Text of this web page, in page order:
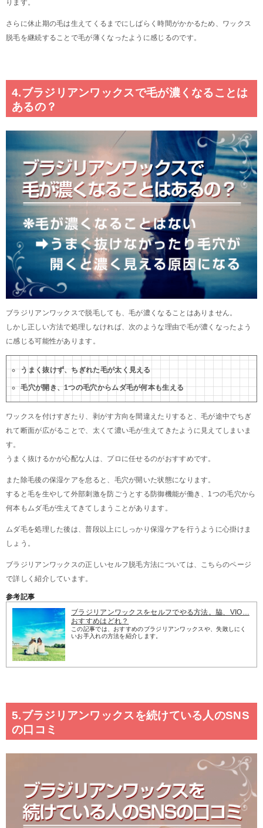
ります。
さらに休止期の毛は生えてくるまでにしばらく時間がかかるため、ワックス
脱毛を継続することで毛が薄くなったように感じるのです。
4.ブラジリアンワックスで毛が濃くなることは
あるの？
ブラジリアンワックスで脱毛しても、毛が濃くなることはありません。
しかし正しい方法で処理しなければ、次のような理由で毛が濃くなったよう
に感じる可能性があります。
うまく抜けず、ちぎれた毛が太く見える
毛穴が開き、1つの毛穴からムダ毛が何本も生える
ワックスを付けすぎたり、剥がす方向を間違えたりすると、毛が途中でちぎ
れて断面が広がることで、太くて濃い毛が生えてきたように見えてしまいま
す。
うまく抜けるかが心配な人は、プロに任せるのがおすすめです。
また除毛後の保湿ケアを怠ると、毛穴が開いた状態になります。
すると毛を生やして外部刺激を防ごうとする防御機能が働き、1つの毛穴から
何本もムダ毛が生えてきてしまうことがあります。
ムダ毛を処理した後は、普段以上にしっかり保湿ケアを行うように心掛けま
しょう。
ブラジリアンワックスの正しいセルフ脱毛方法については、こちらのページ
で詳しく紹介しています。
参考記事
ブラジリアンワックスをセルフでやる方法。脇、VIO…
おすすめはどれ？
この記事では、おすすめのブラジリアンワックスや、失敗しにく
いお手入れの方法を紹介します。
5.ブラジリアンワックスを続けている人のSNS
の口コミ